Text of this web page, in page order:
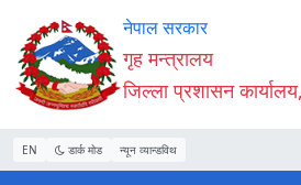
Accessibility
Mode
सुरु
गर्नुहोस्
सामाग्री
पढ्नुहाेस्
नेभिगेसन
पढ्नुहाेस्
वेबसाइट
खोजमा
जानुहोस्
नेपाल सरकार
गृह मन्त्रालय
जिल्ला प्रशासन
EN डार्क मोड न्यून व्यान्डविथ